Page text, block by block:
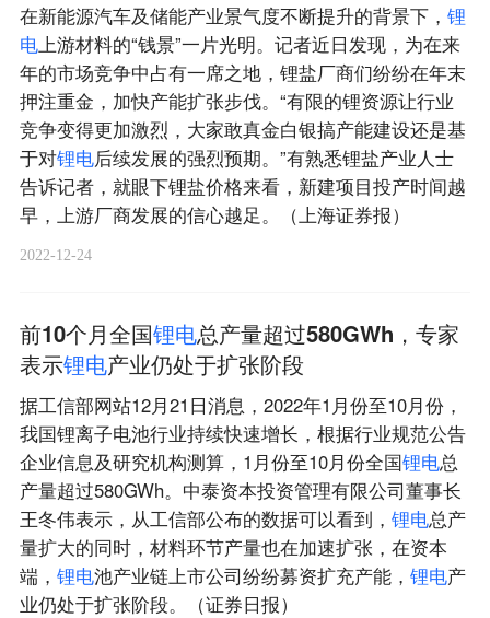
在新能源汽车及储能产业景气度不断提升的背景下， 锂
电上游材料的“钱景”一片光明。记者近日发现，为在来
年的市场竞争中占有一席之地，锂盐厂商们纷纷在年末
押注重金，加快产能扩张步伐。“有限的锂资源让行业
竞争变得更加激烈，大家敢真金白银搞产能建设还是基
于对锂电后续发展的强烈预期。”有熟悉锂盐产业人士
告诉记者，就眼下锂盐价格来看，新建项目投产时间越
早，上游厂商发展的信心越足。（上海证券报）
2022-12-24
前10个月全国锂电总产量超过580GWh，专家
表示锂电产业仍处于扩张阶段
据工信部网站12月21日消息，2022年1月份至10月份，
我国锂离子电池行业持续快速增长，根据行业规范公告
企业信息及研究机构测算，1月份至10月份全国锂电总
产量超过580GWh。中泰资本投资管理有限公司董事长
王冬伟表示，从工信部公布的数据可以看到， 锂电总产
量扩大的同时，材料环节产量也在加速扩张，在资本
端， 锂电池产业链上市公司纷纷募资扩充产能， 锂电产
业仍处于扩张阶段。（证券日报）